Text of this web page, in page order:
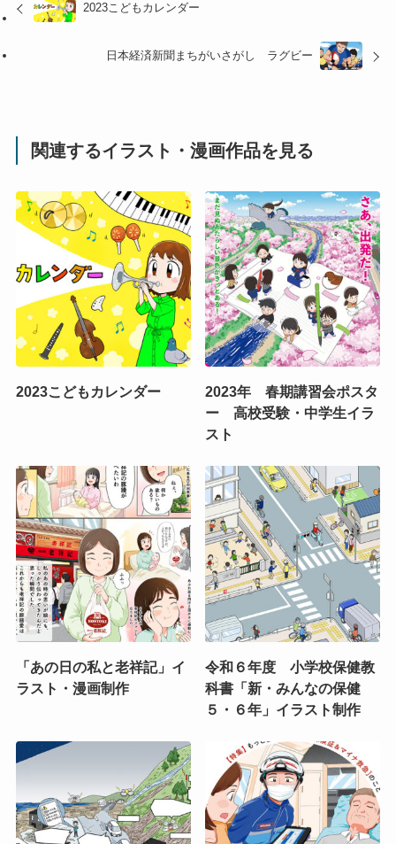
2023こどもカレンダー
日本経済新聞まちがいさがし ラグビー
関連するイラスト・漫画作品を見る
2023こどもカレンダー
2023年 春期講習会ポスタ
ー 高校受験・中学生イラ
スト
「あの日の私と老祥記」イ
ラスト・漫画制作
令和６年度 小学校保健教
科書「新・みんなの保健
５・６年」イラスト制作